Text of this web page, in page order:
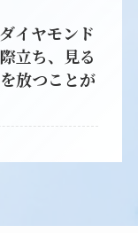
イヤモンド
立ち、見る
放つことが